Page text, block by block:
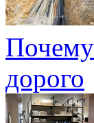
Почему
дорого